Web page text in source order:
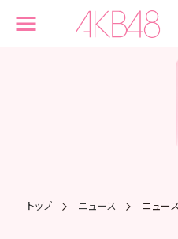
トップ ニュース ニュー